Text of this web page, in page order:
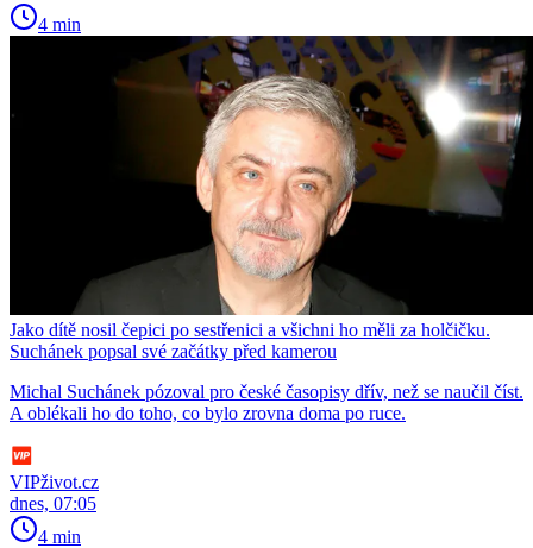
4 min
Jako dítě nosil čepici po sestřenici a všichni ho měli za holčičku.
Suchánek popsal své začátky před kamerou
Michal Suchánek pózoval pro české časopisy dřív, než se naučil číst.
A oblékali ho do toho, co bylo zrovna doma po ruce.
VIPživot.cz
dnes, 07:05
4 min